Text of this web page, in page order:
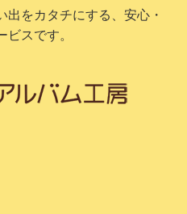
をカタチにする、安心・
スです。